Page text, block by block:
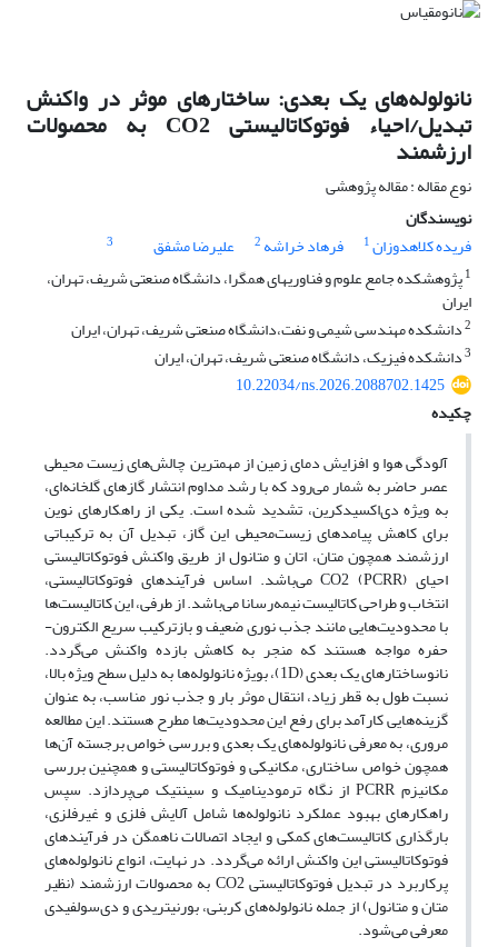
نانولوله‌های یک بعدی: ساختارهای موثر در واکنش
تبدیل/احیاء فوتوکاتالیستی CO2 به محصولات
ارزشمند
نوع مقاله : مقاله پژوهشی
نویسندگان
فریده کلاهدوزان1 فرهاد خراشه 2 علیرضا مشفق
3
1پژوهشکده جامع علوم و فناوریهای همگرا، دانشگاه صنعتی شریف، تهران،
ایران
2دانشکده مهندسی شیمی و نفت،دانشگاه صنعتی شریف، تهران، ایران
3دانشکده فیزیک، دانشگاه صنعتی شریف، تهران، ایران
10.22034/ns.2026.2088702.1425
چکیده
آلودگی هوا و افزایش دمای زمین از مهمترین چالش‌های زیست محیطی
عصر حاضر به شمار می‌رود که با رشد مداوم انتشار گازهای گلخانه‌ای،
به ویژه دی‌اکسیدکرین، تشدید شده است. یکی از راهکارهای نوین
برای کاهش پیامدهای زیست‌محیطی این گاز، تبدیل آن به ترکیباتی
ارزشمند همچون متان، اتان و متانول از طریق واکنش فوتوکاتالیستی
احیای CO2 (PCRR) می‌باشد. اساس فرآیندهای فوتوکاتالیستی،
انتخاب و طراحی کاتالیست نیمه‌رسانا می‌باشد. از طرفی، این کاتالیست‌ها
با محدودیت‌هایی مانند جذب نوری ضعیف و بازترکیب سریع الکترون-
حفره مواجه هستند که منجر به کاهش بازده واکنش می‌گردد.
نانوساختارهای یک بعدی (1D)، بویژه نانولوله‌ها به دلیل سطح ویژه بالا،
نسبت طول به قطر زیاد، انتقال موثر بار و جذب نور مناسب، به عنوان
گزینه‌هایی کارآمد برای رفع این محدودیت‌ها مطرح هستند. این مطالعه
مروری، به معرفی نانولوله‌های یک بعدی و بررسی خواص برجسته آن‌ها
همچون خواص ساختاری، مکانیکی و فوتوکاتالیستی و همچنین بررسی
مکانیزم PCRR از نگاه ترمودینامیک و سینتیک می‌پردازد. سپس
راهکارهای بهبود عملکرد نانولوله‌ها شامل آلایش فلزی و غیرفلزی،
بارگذاری کاتالیست‌های کمکی و ایجاد اتصالات ناهمگن در فرآیندهای
فوتوکاتالیستی این واکنش ارائه می‌گردد. در نهایت، انواع نانولوله‌های
پرکاربرد در تبدیل فوتوکاتالیستی CO2 به محصولات ارزشمند (نظیر
متان و متانول) از جمله نانولوله‌های کربنی، بورنیتریدی و دی‌سولفیدی
معرفی می‌شود.